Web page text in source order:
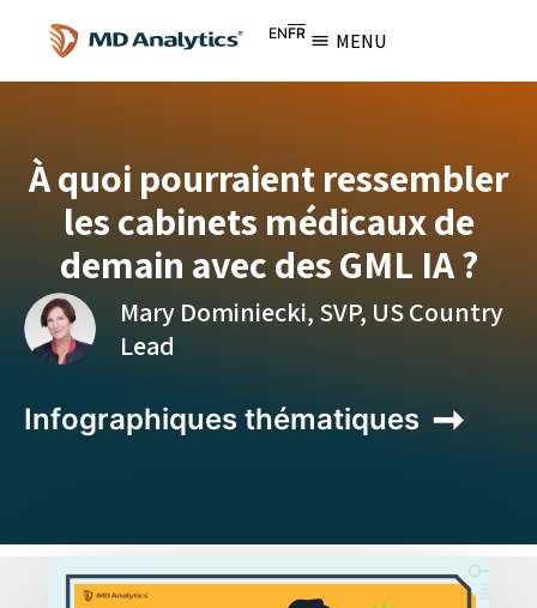
ENFR MENU
À quoi pourraient ressembler
les cabinets médicaux de
demain avec des GML IA ?
Mary Dominiecki, SVP, US Country
Lead
Infographiques thématiques